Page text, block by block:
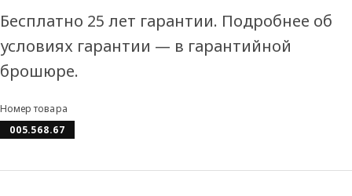
Бесплатно 25 лет гарантии. Подробнее об
условиях гарантии — в гарантийной
брошюре.
Номер товара
005.568.67